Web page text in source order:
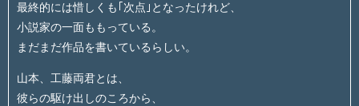
最終的には惜しくも｢次点｣となったけれど、
小説家の一面ももっている。
まだまだ作品を書いているらしい。
山本、工藤両君とは、
彼らの駆け出しのころから、